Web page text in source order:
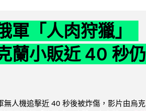
軍「人肉狩獵」
蘭小販近 40 秒仍
人機追擊近 40 秒後被炸傷，影片由烏克